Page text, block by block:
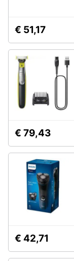
Scrub
Vedi
tutti
Profumi
uomo
Profumi
donna
profumo
profumo
€ 51,17
€ 79,43
€ 42,71